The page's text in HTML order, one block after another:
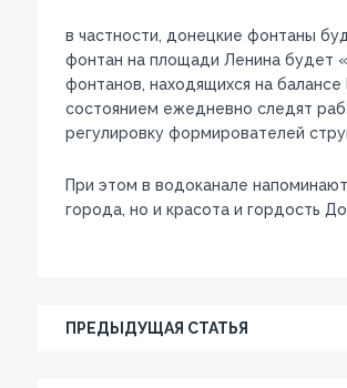
в частности, донецкие фонтаны
фонтан на площади Ленина будет
фонтанов, находящихся на
состоянием ежедневно следят
регулировку формирователей
При этом в водоканале
города, но и красота и гордость
ПРЕДЫДУЩАЯ СТАТЬЯ